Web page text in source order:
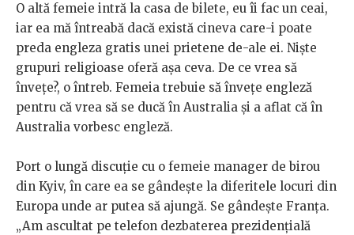
O altă femeie intră la casa de bilete, eu îi fac un ceai,
iar ea mă întreabă dacă există cineva care-i poate
preda engleza gratis unei prietene de-ale ei. Niște
grupuri religioase oferă așa ceva. De ce vrea să
învețe?, o întreb. Femeia trebuie să învețe engleză
pentru că vrea să se ducă în Australia și a aflat că în
Australia vorbesc engleză.
Port o lungă discuție cu o femeie manager de birou
din Kyiv, în care ea se gândește la diferitele locuri din
Europa unde ar putea să ajungă. Se gândește Franța.
„Am ascultat pe telefon dezbaterea prezidențială